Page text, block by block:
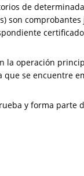
de
son
certificado
la operación
que se encuentre
y forma parte